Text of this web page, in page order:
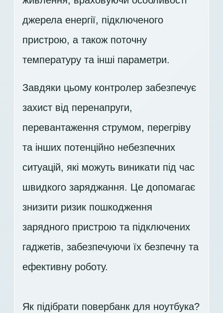
джерела енергії, підключеного
пристрою, а також поточну
температуру та інші параметри.
Завдяки цьому контролер забезпечує
захист від перенапруги,
перевантаження струмом, перегріву
та інших потенційно небезпечних
ситуацій, які можуть виникати під час
швидкого заряджання. Це допомагає
знизити ризик пошкодження
зарядного пристрою та підключених
гаджетів, забезпечуючи їх безпечну та
ефективну роботу.
Як підібрати повербанк для ноутбука?